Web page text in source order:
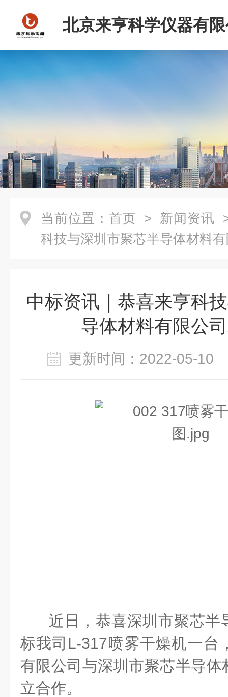
北京来亨科学仪器有
当前位置： 首页 > 新闻资讯
科技与深圳市聚芯半导体材料
中标资讯｜恭喜来亨科
导体材料有限公
更新时间：2022-05-
近 日，恭喜深圳市聚芯
标我司 L-317喷雾干燥机一台
有限公司与深圳市聚芯半导
立合作。